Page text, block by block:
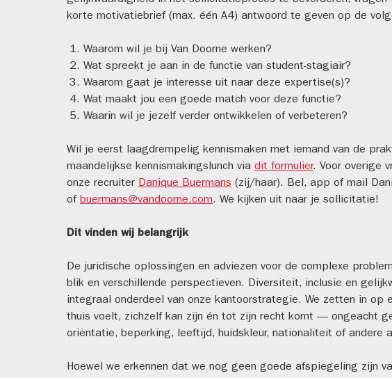
korte motivatiebrief (max. één A4) antwoord te geven op de
Waarom wil je bij Van Doorne werken?
Wat spreekt je aan in de functie van student-stagiair?
Waarom gaat je interesse uit naar deze expertise(s)?
Wat maakt jou een goede match voor deze functie?
Waarin wil je jezelf verder ontwikkelen of verbeteren?
Wil je eerst laagdrempelig kennismaken met iemand van de
maandelijkse kennismakingslunch via dit formulier. Voor overige
onze recruiter Danique Buermans (zij/haar). Bel, app of mail
of buermans@vandoorne.com. We kijken uit naar je sollicitatie!
Dit vinden wij belangrijk
De juridische oplossingen en adviezen voor de complexe
blik en verschillende perspectieven. Diversiteit, inclusie en
integraal onderdeel van onze kantoorstrategie. We zetten in op
thuis voelt, zichzelf kan zijn én tot zijn recht komt — ongeacht
oriëntatie, beperking, leeftijd, huidskleur, nationaliteit of andere
Hoewel we erkennen dat we nog geen goede afspiegeling zijn